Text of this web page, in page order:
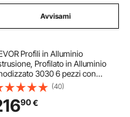
Avvisami
Profili in Alluminio
Profilato in Alluminio
3030 6 pezzi con
a T Normativa Europea,
Estruso 3030 per Stampante
Macchina CNC Fai da te
(40)
90€